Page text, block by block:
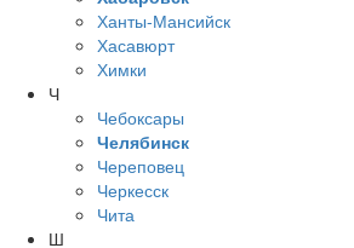
Ханты-Мансийск
Хасавюрт
Химки
Ч
Чебоксары
Челябинск
Череповец
Черкесск
Чита
Ш